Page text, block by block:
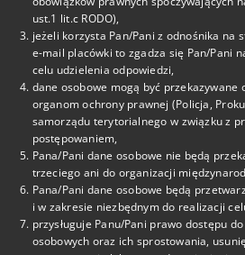
tel. 725-460-302
cku1@eduwarszawa.pl
Adres
Centrum Kształcenia
Ustawicznego Nr 1
ul. Noakowskiego 6
00-666 Warszawa
ust.1 lit.c RODO),
jeżeli korzysta Pan/Pani z odnośnika na
e-mail placówki to zgadza się Pan/Pani
celu udzielenia odpowiedzi,
dane osobowe mogą być przekazywane
organom ochrony prawnej (Policja,
samorządu terytorialnego w związku z
postępowaniem,
Pana/Pani dane osobowe nie będą
trzeciego ani do organizacji
Pana/Pani dane osobowe będą
i w zakresie niezbędnym do realizacji
przysługuje Panu/Pani prawo dostępu
osobowych oraz ich sprostowania,